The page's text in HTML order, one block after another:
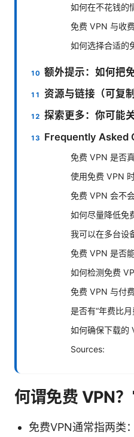
如何在不花钱的
免费 VPN 与收
如何选择合适的
额外提示：如何把
资源与链接（可复
探索更多：你可能
Frequently Asked
免费 VPN 是否
使用免费 VPN
免费 VPN 会不
如何尽量降低免
我可以在多台设
免费 VPN 是否
如何检测免费
免费 VPN 与付
是否有“年费比月
如何确保下载的
Sources:
何谓免费 VPN
免费VPN通常指两类